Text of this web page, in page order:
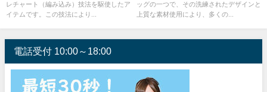
レチャート（編み込み）技法を駆使したア
イテムです。この技法により...
ッグの一つで、その洗練されたデザインと
上質な素材使用により、多くの...
電話受付 10:00～18:00